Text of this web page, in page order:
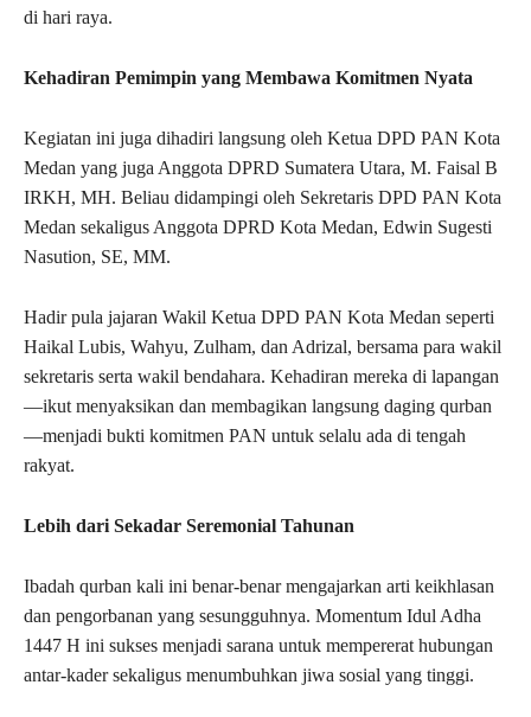
di hari raya.
Kehadiran Pemimpin yang Membawa Komitmen Nyata
Kegiatan ini juga dihadiri langsung oleh Ketua DPD PAN Kota
Medan yang juga Anggota DPRD Sumatera Utara, M. Faisal B
IRKH, MH. Beliau didampingi oleh Sekretaris DPD PAN Kota
Medan sekaligus Anggota DPRD Kota Medan, Edwin Sugesti
Nasution, SE, MM.
Hadir pula jajaran Wakil Ketua DPD PAN Kota Medan seperti
Haikal Lubis, Wahyu, Zulham, dan Adrizal, bersama para wakil
sekretaris serta wakil bendahara. Kehadiran mereka di lapangan
—ikut menyaksikan dan membagikan langsung daging qurban
—menjadi bukti komitmen PAN untuk selalu ada di tengah
rakyat.
Lebih dari Sekadar Seremonial Tahunan
Ibadah qurban kali ini benar-benar mengajarkan arti keikhlasan
dan pengorbanan yang sesungguhnya. Momentum Idul Adha
1447 H ini sukses menjadi sarana untuk mempererat hubungan
antar-kader sekaligus menumbuhkan jiwa sosial yang tinggi.